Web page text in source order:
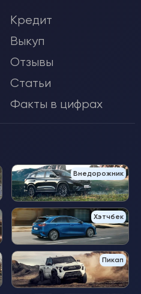
Кредит
Выкуп
Отзывы
Статьи
Факты в цифрах
Внедорожник
Хэтчбек
Пикап